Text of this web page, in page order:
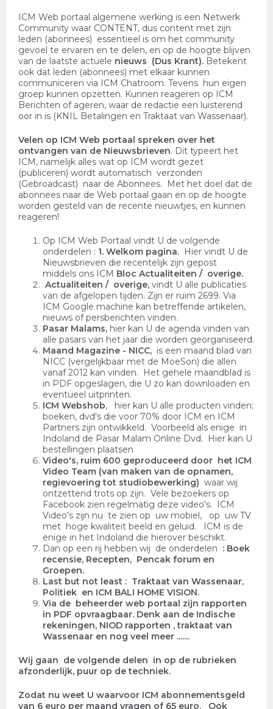
ICM Web portaal algemene werking is een Netwerk
Community waar CONTENT, dus content met zijn
leden (abonnees) essentieel is om het community
gevoel te ervaren en te delen, en op de hoogte blijven
van de laatste actuele nieuws (Dus Krant). Betekent
ook dat leden (abonnees) met elkaar kunnen
communiceren via ICM Chatroom. Tevens hun eigen
groep kunnen opzetten. Kunnen reageren op ICM
Berichten of ageren, waar de redactie een luisterend
oor in is (KNIL Betalingen en Traktaat van Wassenaar).
Velen op ICM Web portaal spreken over het
ontvangen van de Nieuwsbrieven. Dit typeert het
ICM, namelijk alles wat op ICM wordt gezet
(publiceren) wordt automatisch verzonden
(Gebroadcast) naar de Abonnees. Met het doel dat de
abonnees naar de Web portaal gaan en op de hoogte
worden gesteld van de recente nieuwtjes, en kunnen
reageren!
Op ICM Web Portaal vindt U de volgende
onderdelen : 1. Welkom pagina. Hier vindt U de
Nieuwsbrieven die recentelijk zijn gepost
middels ons ICM Bloc Actualiteiten / overige.
Actualiteiten / overige, vindt U alle publicaties
van de afgelopen tijden. Zijn er ruim 2699. Via
ICM Google machine kan betreffende artikelen,
nieuws of persberichten vinden.
Pasar Malams, hier kan U de agenda vinden van
alle pasars van het jaar die worden georganiseerd.
Maand Magazine - NICC, is een maand blad van
NICC (vergelijkbaar met de MoeSon) die allen
vanaf 2012 kan vinden. Het gehele maandblad is
in PDF opgeslagen, die U zo kan downloaden en
eventueel uitprinten.
ICM Webshob, hier kan U alle producten vinden;
boeken, dvd's die voor 70% door ICM en ICM
Partners zijn ontwikkeld. Voorbeeld als enige in
Indoland de Pasar Malam Online Dvd. Hier kan U
bestellingen plaatsen
Video's, ruim 600 geproduceerd door het ICM
Video Team (van maken van de opnamen,
regievoering tot studiobewerking) waar wij
ontzettend trots op zijn. Vele bezoekers op
Facebook zien regelmatig deze video's. ICM
Video's zijn nu te zien op uw mobiel, op uw TV
met hoge kwaliteit beeld en geluid. ICM is de
enige in het Indoland die hierover beschikt.
Dan op een rij hebben wij de onderdelen : Boek
recensie, Recepten, Pencak forum en
Groepen.
Last but not least : Traktaat van Wassenaar,
Politiek en ICM BALI HOME VISION.
Via de beheerder web portaal zijn rapporten
in PDF opvraagbaar. Denk aan de Indische
rekeningen, NIOD rapporten , traktaat van
Wassenaar en nog veel meer .......
Wij gaan de volgende delen in op de rubrieken
afzonderlijk, puur op de techniek.
Zodat nu weet U waarvoor ICM abonnementsgeld
van 6 euro per maand vragen of 65 euro. Ook